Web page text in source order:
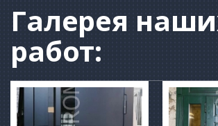
Галерея
работ: